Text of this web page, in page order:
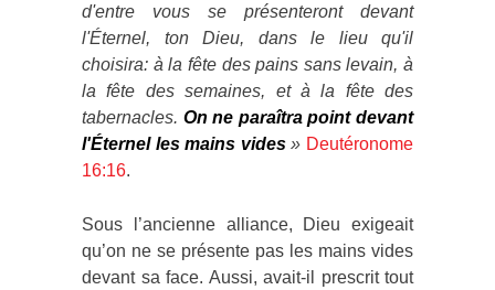
d'entre vous se présenteront devant
l'Éternel, ton Dieu, dans le lieu qu'il
choisira: à la fête des pains sans levain, à
la fête des semaines, et à la fête des
tabernacles. On ne paraîtra point devant
l'Éternel les mains vides» Deutéronome
16:16.
Sous l’ancienne alliance, Dieu exigeait
qu’on ne se présente pas les mains vides
devant sa face. Aussi, avait-il prescrit tout